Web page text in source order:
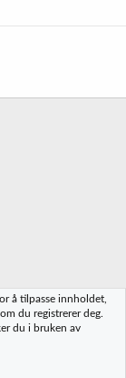
å tilpasse innholdet,
du registrerer deg.
du i bruken av